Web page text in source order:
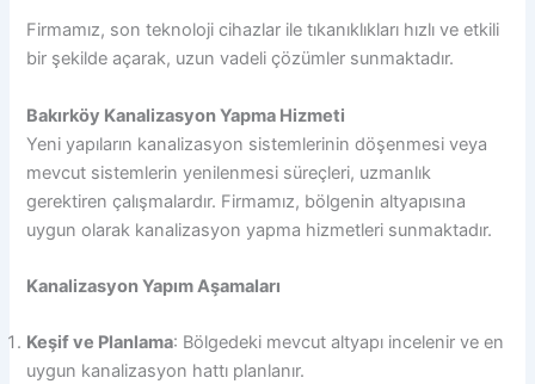
Firmamız, son teknoloji cihazlar ile tıkanıklıkları hızlı ve etkili
bir şekilde açarak, uzun vadeli çözümler sunmaktadır.
Bakırköy Kanalizasyon Yapma Hizmeti
Yeni yapıların kanalizasyon sistemlerinin döşenmesi veya
mevcut sistemlerin yenilenmesi süreçleri, uzmanlık
gerektiren çalışmalardır. Firmamız, bölgenin altyapısına
uygun olarak kanalizasyon yapma hizmetleri sunmaktadır.
Kanalizasyon Yapım Aşamaları
Keşif ve Planlama: Bölgedeki mevcut altyapı incelenir ve en
uygun kanalizasyon hattı planlanır.